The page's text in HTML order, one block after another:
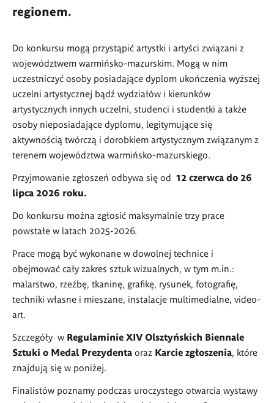
regionem.
Do konkursu mogą przystąpić artystki i artyści związani z
województwem warmińsko-mazurskim. Mogą w nim
uczestniczyć osoby posiadające dyplom ukończenia wyższej
uczelni artystycznej bądź wydziałów i kierunków
artystycznych innych uczelni, studenci i studentki a także
osoby nieposiadające dyplomu, legitymujące się
aktywnością twórczą i dorobkiem artystycznym związanym z
terenem województwa warmińsko-mazurskiego.
Przyjmowanie zgłoszeń odbywa się od 12 czerwca do 26
lipca 2026 roku.
Do konkursu można zgłosić maksymalnie trzy prace
powstałe w latach 2025-2026.
Prace mogą być wykonane w dowolnej technice i
obejmować cały zakres sztuk wizualnych, w tym m.in.:
malarstwo, rzeźbę, tkaninę, grafikę, rysunek, fotografię,
techniki własne i mieszane, instalacje multimedialne, video-
art.
Szczegóły w Regulaminie XIV Olsztyńskich Biennale
Sztuki o Medal Prezydenta oraz Karcie zgłoszenia, które
znajdują się w poniżej.
Finalistów poznamy podczas uroczystego otwarcia wystawy